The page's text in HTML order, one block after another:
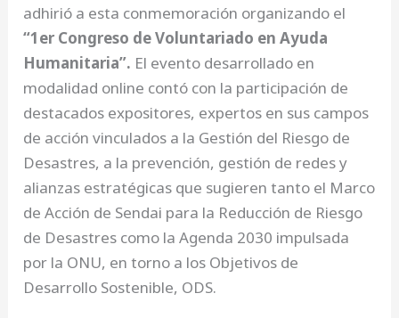
adhirió a esta conmemoración organizando el
“1er Congreso de Voluntariado en Ayuda
Humanitaria”. El evento desarrollado en
modalidad online contó con la participación de
destacados expositores, expertos en sus campos
de acción vinculados a la Gestión del Riesgo de
Desastres, a la prevención, gestión de redes y
alianzas estratégicas que sugieren tanto el Marco
de Acción de Sendai para la Reducción de Riesgo
de Desastres como la Agenda 2030 impulsada
por la ONU, en torno a los Objetivos de
Desarrollo Sostenible, ODS.